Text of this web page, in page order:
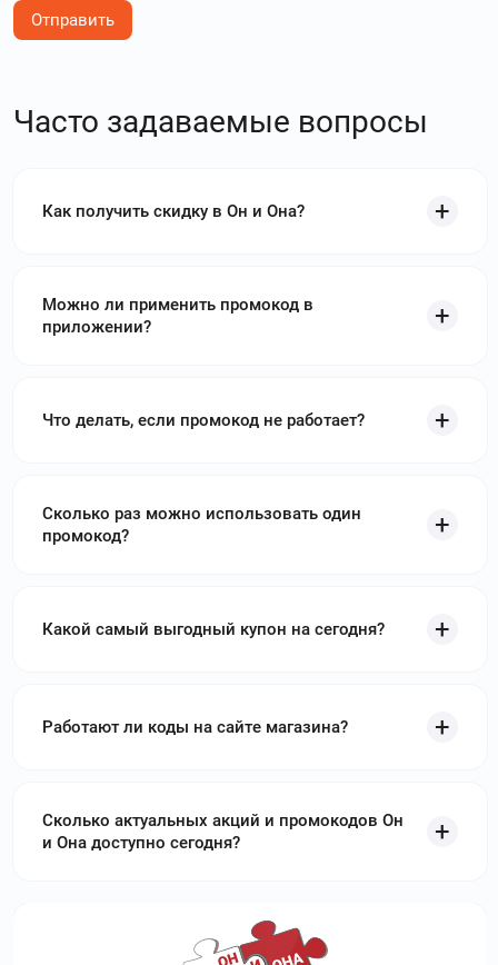
Отправить
Часто задаваемые вопросы
Как получить скидку в Он и Она?
Можно ли применить промокод в
приложении?
Что делать, если промокод не работает?
Сколько раз можно использовать один
промокод?
Какой самый выгодный купон на сегодня?
Работают ли коды на сайте магазина?
Сколько актуальных акций и промокодов Он
и Она доступно сегодня?